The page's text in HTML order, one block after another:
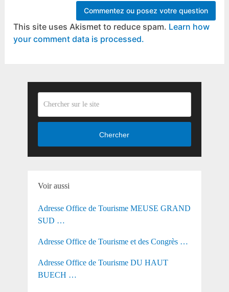
This site uses Akismet to reduce spam. Learn how
your comment data is processed.
Chercher
Voir aussi
Adresse Office de Tourisme MEUSE GRAND
SUD …
Adresse Office de Tourisme et des Congrès …
Adresse Office de Tourisme DU HAUT
BUECH …